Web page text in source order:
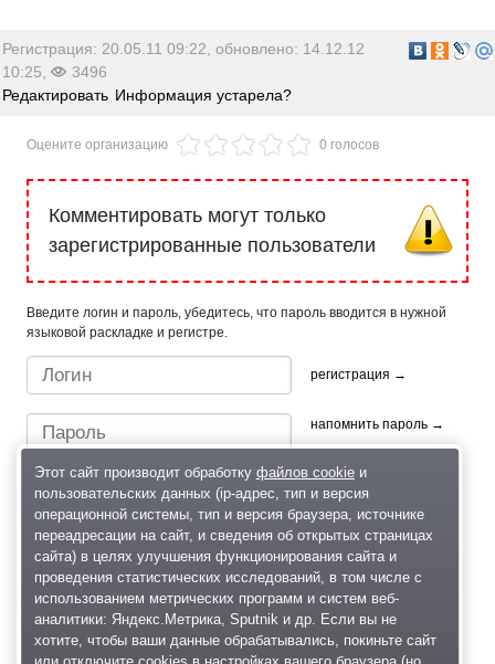
Регистрация: 20.05.11 09:22, обновлено: 14.12.12
10:25,
3496
Редактировать Информация устарела?
Оцените организацию 0 голосов
Комментировать могут только
зарегистрированные пользователи
Введите логин и пароль, убедитесь, что пароль вводится в нужной
языковой раскладке и регистре.
регистрация →
напомнить пароль →
Быстрый вход/регистрация, используя профиль в:
Этот сайт производит обработку файлов cookieи
пользовательских данных (ip-адрес, тип и версия
операционной системы, тип и версия браузера, источнике
переадресации на сайт, и сведения об открытых страницах
сайта) в целях улучшения функционирования сайта и
проведения статистических исследований, в том числе с
использованием метрических программ и систем веб-
аналитики: Яндекс.Метрика, Sputnik и др. Если вы не
хотите, чтобы ваши данные обрабатывались, покиньте сайт